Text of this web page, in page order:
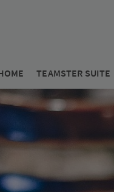
TEAMSTER SUITE